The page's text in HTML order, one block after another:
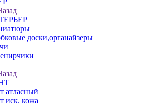
доски,органайзеры
атласный
иск. кожа